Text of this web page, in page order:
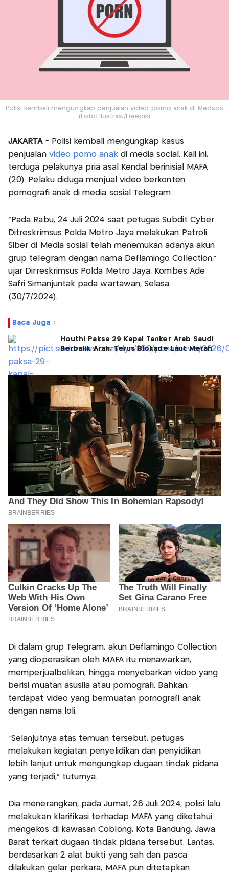
Polisi kembali mengungkap penjualan video porno anak di Medsos
(Foto: Ilustrasi/Freepik)
JAKARTA- Polisi kembali mengungkap kasus
penjualan video porno anakdi media social. Kali ini,
terduga pelakunya pria asal Kendal berinisial MAFA
(20). Pelaku diduga menjual video berkonten
pornografi anak di media sosial Telegram.
"Pada Rabu, 24 Juli 2024 saat petugas Subdit Cyber
Ditreskrimsus Polda Metro Jaya melakukan Patroli
Siber di Media sosial telah menemukan adanya akun
grup telegram dengan nama Deflamingo Collection,"
ujar Dirreskrimsus Polda Metro Jaya, Kombes Ade
Safri Simanjuntak pada wartawan, Selasa
(30/7/2024).
Baca Juga :
Houthi Paksa 29 Kapal Tanker Arab Saudi
Berbalik Arah, Terus Blokade Laut Merah
Di dalam grup Telegram, akun Deflamingo Collection
yang dioperasikan oleh MAFA itu menawarkan,
memperjualbelikan, hingga menyebarkan video yang
berisi muatan asusila atau pornografi. Bahkan,
terdapat video yang bermuatan pornografi anak
dengan nama loli.
"Selanjutnya atas temuan tersebut, petugas
melakukan kegiatan penyelidikan dan penyidikan
lebih lanjut untuk mengungkap dugaan tindak pidana
yang terjadi," tuturnya.
Dia menerangkan, pada Jumat, 26 Juli 2024, polisi lalu
melakukan klarifikasi terhadap MAFA yang diketahui
mengekos di kawasan Coblong, Kota Bandung, Jawa
Barat terkait dugaan tindak pidana tersebut. Lantas,
berdasarkan 2 alat bukti yang sah dan pasca
dilakukan gelar perkara, MAFA pun ditetapkan